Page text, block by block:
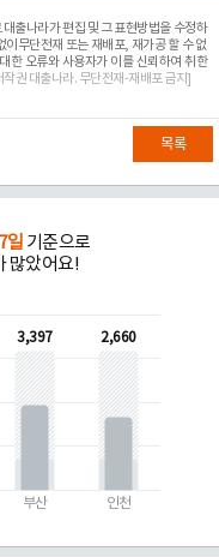
출나라가 편집 및 그 표현방법을 수정하
이무단전재 또는 재배포, 재가공 할 수 없
한 오류와 사용자가 이를 신뢰하여 취한
작권 대출나라. 무단전재-재배포 금지]
목록
일 기준으로
많았어요!
3,397
부산
2,660
인천